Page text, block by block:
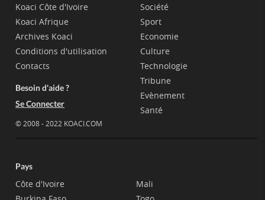
Koaci Côte d'Ivoire
Koaci Afrique
Archives Koaci
Conditions d'utilisation
Contacts
Besoin d'aide ?
Se Connecter
© 2008 - 2022 KOACI.COM
Société
Sport
Economie
Culture
Technologie
Tribune
Evènement
Santé
Pays
Côte d'Ivoire
Mali